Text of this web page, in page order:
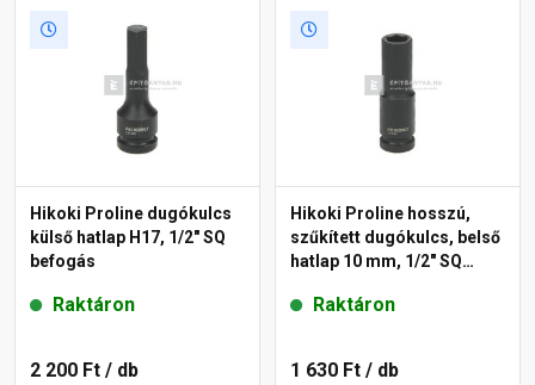
Hikoki Proline dugókulcs
külső hatlap H17, 1/2" SQ
befogás
Raktáron
2 200 Ft / db
Hikoki Proline hosszú,
szűkített dugókulcs, belső
hatlap 10 mm, 1/2" SQ
Raktáron
1 630 Ft / db